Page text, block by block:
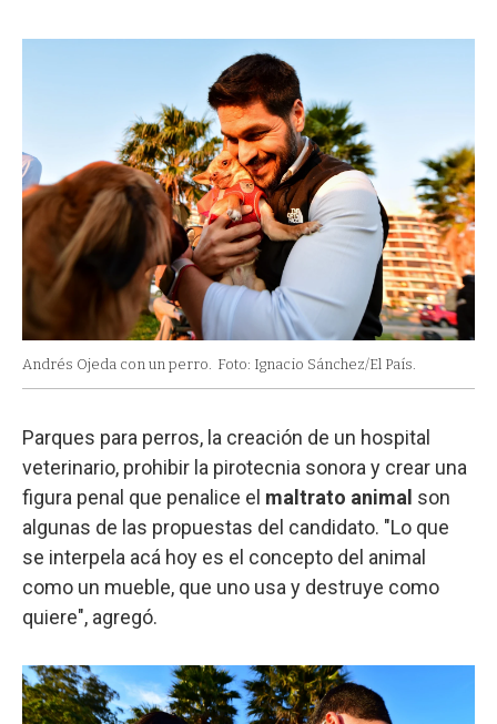
Andrés Ojeda con un perro. Foto: Ignacio Sánchez/El País.
Parques para perros, la creación de un hospital
veterinario, prohibir la pirotecnia sonora y crear una
figura penal que penalice el maltrato animal son
algunas de las propuestas del candidato. "Lo que
se interpela acá hoy es el concepto del animal
como un mueble, que uno usa y destruye como
quiere", agregó.